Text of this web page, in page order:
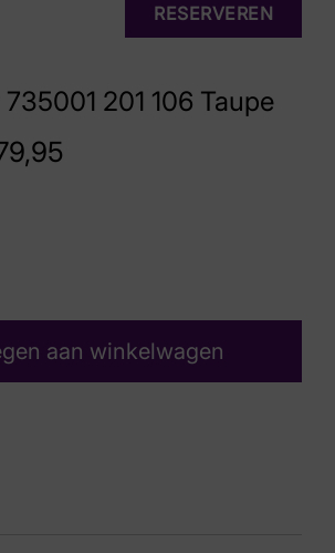
201 106 Taupe
RESERVEREN
aan winkelwagen